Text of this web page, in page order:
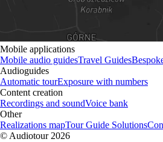
Mobile applications
Mobile audio guidesTravel Guides
Audioguides
Automatic tourExposure with numbers
Content creation
Recordings and soundVoice bank
Other
Realizations mapTour Guide Solutions
© Audiotour2026